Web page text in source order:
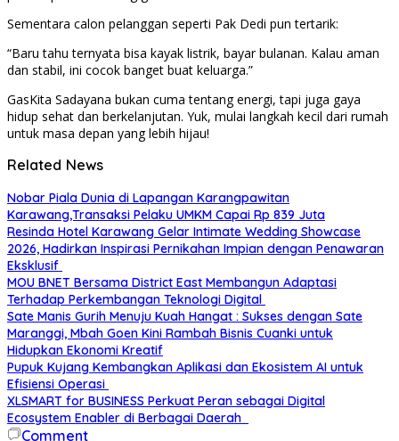
Sementara calon pelanggan seperti Pak Dedi pun tertarik:
“Baru tahu ternyata bisa kayak listrik, bayar bulanan. Kalau aman
dan stabil, ini cocok banget buat keluarga.”
GasKita Sadayana bukan cuma tentang energi, tapi juga gaya
hidup sehat dan berkelanjutan. Yuk, mulai langkah kecil dari rumah
untuk masa depan yang lebih hijau!
Related News
Nobar Piala Dunia di Lapangan Karangpawitan
Karawang,Transaksi Pelaku UMKM Capai Rp 839 Juta
Resinda Hotel Karawang Gelar Intimate Wedding Showcase
2026, Hadirkan Inspirasi Pernikahan Impian dengan Penawaran
Eksklusif
MOU BNET Bersama District East Membangun Adaptasi
Terhadap Perkembangan Teknologi Digital
Sate Manis Gurih Menuju Kuah Hangat : Sukses dengan Sate
Maranggi, Mbah Goen Kini Rambah Bisnis Cuanki untuk
Hidupkan Ekonomi Kreatif
Pupuk Kujang Kembangkan Aplikasi dan Ekosistem AI untuk
Efisiensi Operasi
XLSMART for BUSINESS Perkuat Peran sebagai Digital
Ecosystem Enabler di Berbagai Daerah
Comment